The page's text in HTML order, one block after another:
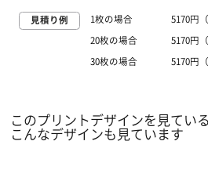
見積り例 1枚の場合 5170円
20枚の場合 5170円
30枚の場合 5170円
このプリントデザインを見てい
こんなデザインも見ています